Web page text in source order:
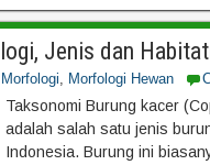
Jenis dan
, Morfologi Hewan
Taksonomi Burung kacer
adalah salah satu jenis
Indonesia. Burung ini